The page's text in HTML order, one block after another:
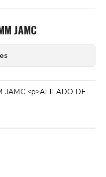
JAMC
JAMC <p>AFILADO DE